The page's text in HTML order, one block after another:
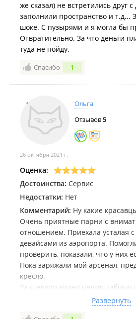
же сказал) не встретились друг
заполнили пространство и т.д...
шоке. С пузырями и я могла бы
Отвратительно. За что деньги
туда не пойду.
Спасибо 1
Ольга
Отзывов5
26 октября 2021 г.
Оценка:
Достоинства: Сервис
Недостатки: Нет
Комментарий: Ну какие
Очень приятные парни с
отношением. Приехала усталая
девайсами из аэропорта.
проверить, показали, что у них
Пока заряжали мой арсенал,
кресло.
За стеклом видно целую
Вернусь за штопором и
А если что-то сломается, принесу
Развернуть